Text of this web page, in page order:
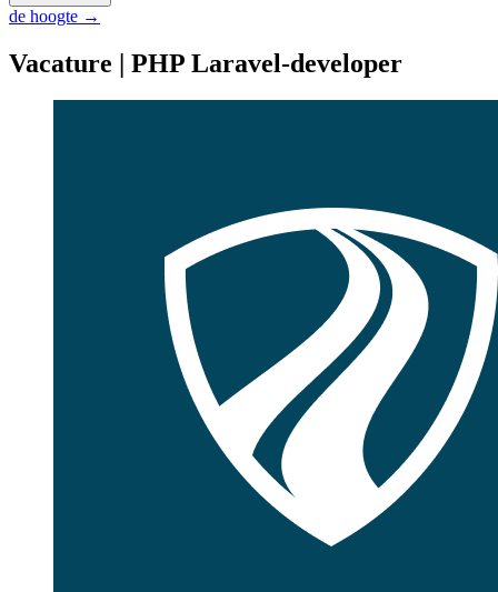
de hoogte →
Vacature | PHP Laravel-developer